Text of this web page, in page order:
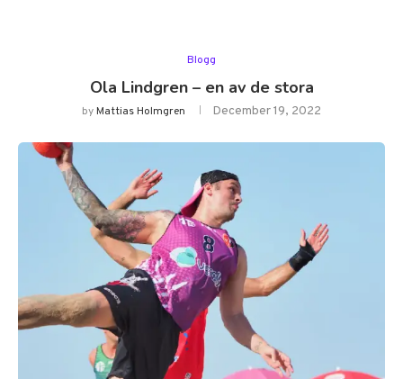
Blogg
Ola Lindgren – en av de stora
byMattias Holmgren December 19, 2022